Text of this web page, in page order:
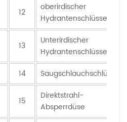
12
oberirdischer
Hydrantenschlüssel
13
Unterirdischer
Hydrantenschlüssel
14
Saugschlauchschlüssel
15
Direktstrahl-
Absperrdüse